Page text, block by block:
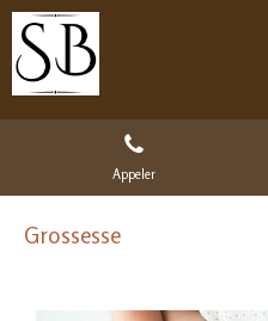
Appeler
Grossesse